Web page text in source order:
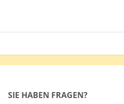
SIE HABEN FRAGEN?